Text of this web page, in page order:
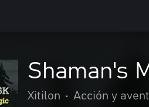
Shaman's
Xitilon • Acción y